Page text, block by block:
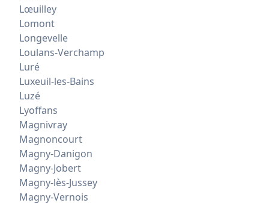
Lœuilley
Lomont
Longevelle
Loulans-Verchamp
Luré
Luxeuil-les-Bains
Luzé
Lyoffans
Magnivray
Magnoncourt
Magny-Danigon
Magny-Jobert
Magny-lès-Jussey
Magny-Vernois